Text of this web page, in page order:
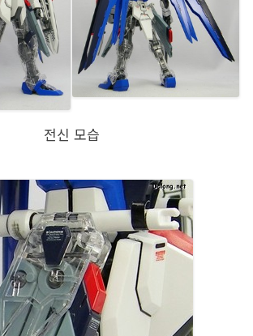
전신 모습